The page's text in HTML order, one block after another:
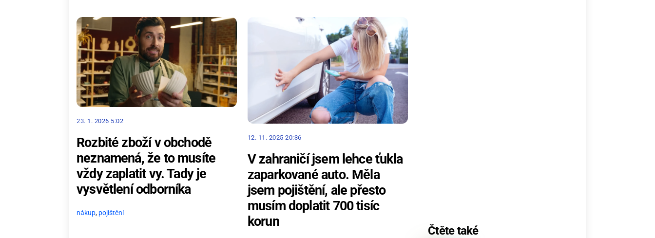
23. 1. 2026 5:02
Rozbité zboží v obchodě
neznamená, že to musíte
vždy zaplatit vy. Tady je
vysvětlení odborníka
nákup, pojištění
12. 11. 2025 20:36
V zahraničí jsem lehce ťukla
zaparkované auto. Měla
jsem pojištění, ale přesto
musím doplatit 700 tisíc
korun
Čtěte také